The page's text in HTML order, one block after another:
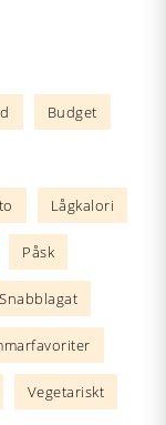
Budget
Lågkalori
Påsk
Snabblagat
Vegetariskt